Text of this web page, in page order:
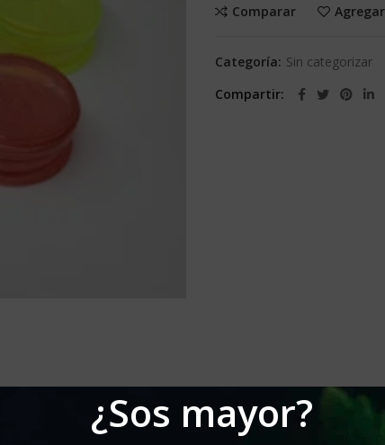
¿Sos mayor?
Comparar
Categoría: Sin categorizar
Compartir